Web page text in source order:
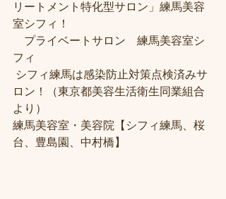
リートメント特化型サロン」練馬美容
室シフィ！
プライベートサロン　練馬美容室シ
フィ
ロン！（東京都美容生活衛生同業組合
より）
練馬美容室・美容院【シフィ練馬、桜
台、豊島園、中村橋】